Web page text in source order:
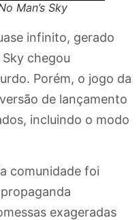
Man’s Sky
infinito, gerado
chegou
Porém, o jogo da
de lançamento
incluindo o modo
comunidade foi
exageradas